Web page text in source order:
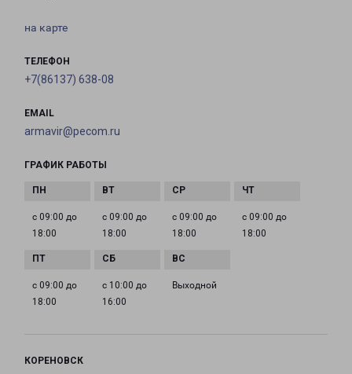
на карте
ТЕЛЕФОН
+7(86137) 638-08
EMAIL
armavir@pecom.ru
ГРАФИК РАБОТЫ
с 09:00 до
18:00
с 09:00 до
18:00
с 09:00 до
18:00
с 09:00 до
18:00
с 09:00 до
18:00
с 10:00 до
16:00
Выходной
КОРЕНОВСК